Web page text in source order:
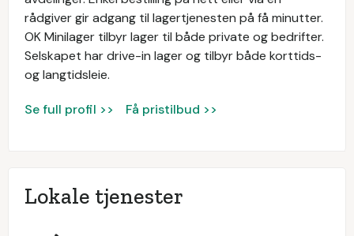
rådgiver gir adgang til lagertjenesten på få minutter.
OK Minilager tilbyr lager til både private og bedrifter.
Selskapet har drive-in lager og tilbyr både korttids-
og langtidsleie.
Se full profil >> Få pristilbud >>
Lokale tjenester